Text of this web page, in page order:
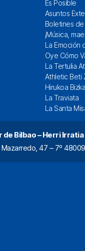
Es Posible
Asuntos
Boletines
¡Música,
La Emoción
Oye Cómo
La Tertulia
Athletic Beti
Hirukoa
La Traviata
La Santa
de Bilbao – Herri Irratia|
47 – 7º